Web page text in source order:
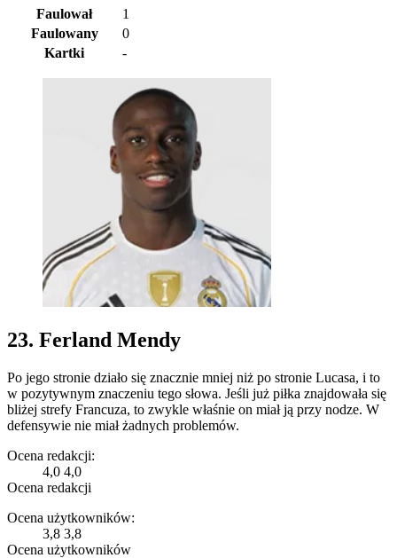
Faulował
1
Faulowany
0
Kartki
-
23. Ferland Mendy
Po jego stronie działo się znacznie mniej niż po stronie Lucasa, i to
w pozytywnym znaczeniu tego słowa. Jeśli już piłka znajdowała się
bliżej strefy Francuza, to zwykle właśnie on miał ją przy nodze. W
defensywie nie miał żadnych problemów.
Ocena redakcji:
4,0 4,0
Ocena redakcji
Ocena użytkowników:
3,8 3,8
Ocena użytkowników